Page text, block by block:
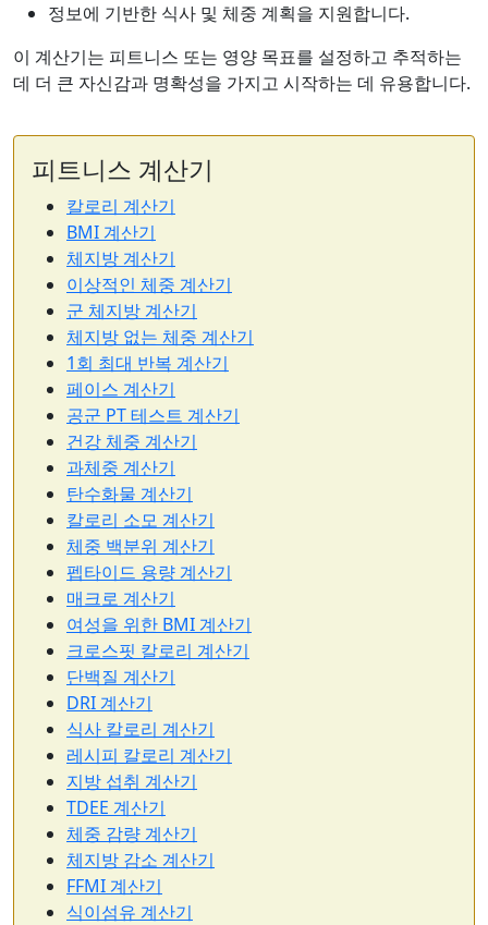
정보에 기반한 식사 및 체중 계획을 지원합니다.
이 계산기는 피트니스 또는 영양 목표를 설정하고 추적하는
데 더 큰 자신감과 명확성을 가지고 시작하는 데 유용합니다.
피트니스 계산기
칼로리 계산기
BMI 계산기
체지방 계산기
이상적인 체중 계산기
군 체지방 계산기
체지방 없는 체중 계산기
1회 최대 반복 계산기
페이스 계산기
공군 PT 테스트 계산기
건강 체중 계산기
과체중 계산기
탄수화물 계산기
칼로리 소모 계산기
체중 백분위 계산기
펩타이드 용량 계산기
매크로 계산기
여성을 위한 BMI 계산기
크로스핏 칼로리 계산기
단백질 계산기
DRI 계산기
식사 칼로리 계산기
레시피 칼로리 계산기
지방 섭취 계산기
TDEE 계산기
체중 감량 계산기
체지방 감소 계산기
FFMI 계산기
식이섬유 계산기